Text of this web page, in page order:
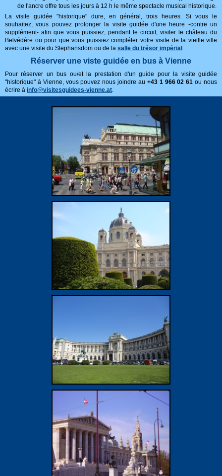
de l'ancre offre tous les jours à 12 h le même spectacle musical historique.
La visite guidée "historique" dure, en général, trois heures. Si vous le
souhaitez, vous pouvez prolonger la visite guidée d'une heure -contre un
supplément- afin que vous puissiez, pendant le circuit, visiter le château du
Belvédére ou pour que vous puissiez compléter votre visite de la vieille ville
avec une visite du Stephansdom ou de la salle du trésor impérial .
Réserver une viste guidée en bus à Vienne
Pour réserver un bus ou/et la prestation d'un guide pour la visite guidée
"historique" à Vienne, vous pouvez nous joindre au +43 1 966 02 61 ou nous
écrire à info@visitesguidees-vienne.at.